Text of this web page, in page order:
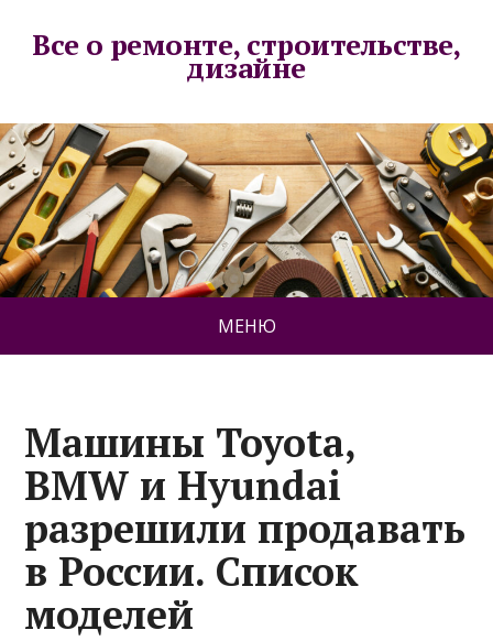
Все о ремонте, строительстве,
дизайне
МЕНЮ
Машины Toyota,
BMW и Hyundai
разрешили продавать
в России. Список
моделей